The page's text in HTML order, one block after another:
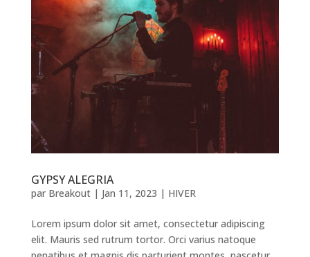
GYPSY ALEGRIA
par Breakout| Jan 11, 2023 | HIVER
Lorem ipsum dolor sit amet, consectetur adipiscing
elit. Mauris sed rutrum tortor. Orci varius natoque